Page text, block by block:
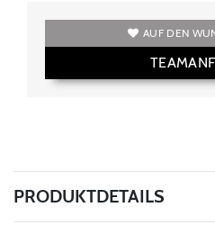
AUF DEN
PRODUKTDETAILS